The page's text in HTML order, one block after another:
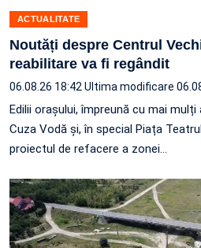
ACTUALITATE
Noutăți despre Centrul
reabilitare va fi regândit
06.08.26 18:42 Ultima modificare
Edilii orașului, împreună cu mai
Cuza Vodă și, în special Piața
proiectul de refacere a zonei…